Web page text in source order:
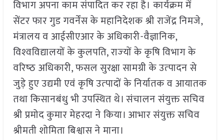
विभाग अपना काम संपादित कर रहा है। कार्यक्रम में
सेंटर फार गुड गवर्नेंस के महानिदेशक श्री राजेंद्र निमजे,
मंत्रालय व आईसीएआर के अधिकारी-वैज्ञानिक,
विश्‍वविद्यालयों के कुलपति, राज्‍यों के कृषि विभाग के
वरिष्‍ठ अधिकारी, फसल सुरक्षा सामग्री के उत्‍पादन से
जुड़े हुए उद्यमी एवं कृषि उत्‍पादों के निर्यातक व आयातक
तथा किसानबंधु भी उपस्थित थे। संचालन संयुक्त सचिव
श्री प्रमोद कुमार मेहरदा ने किया। आभार संयुक्त सचिव
श्रीमती शोमिता बिश्वास ने माना।